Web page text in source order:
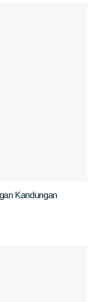
Kandungan